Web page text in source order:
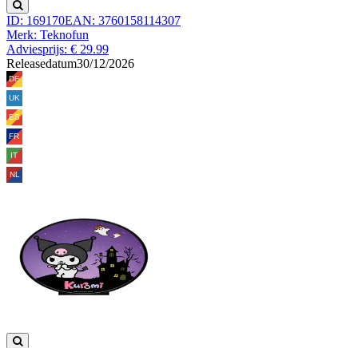
ID: 169170EAN: 3760158114307
Merk: Teknofun
Adviesprijs: € 29.99
Releasedatum30/12/2026